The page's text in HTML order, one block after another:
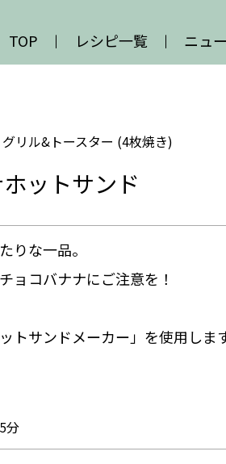
TOP レシピ一覧 ニュ
リル&トースター (4枚焼き)
ットサンド
りな一品。
ョコバナナにご注意を！
サンドメーカー」を使用します
分